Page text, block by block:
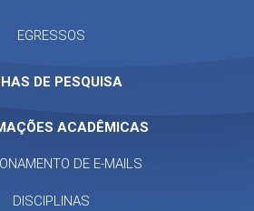
EGRESSOS
DE PESQUISA
ACADÊMICAS
DE E-MAILS
DISCIPLINAS